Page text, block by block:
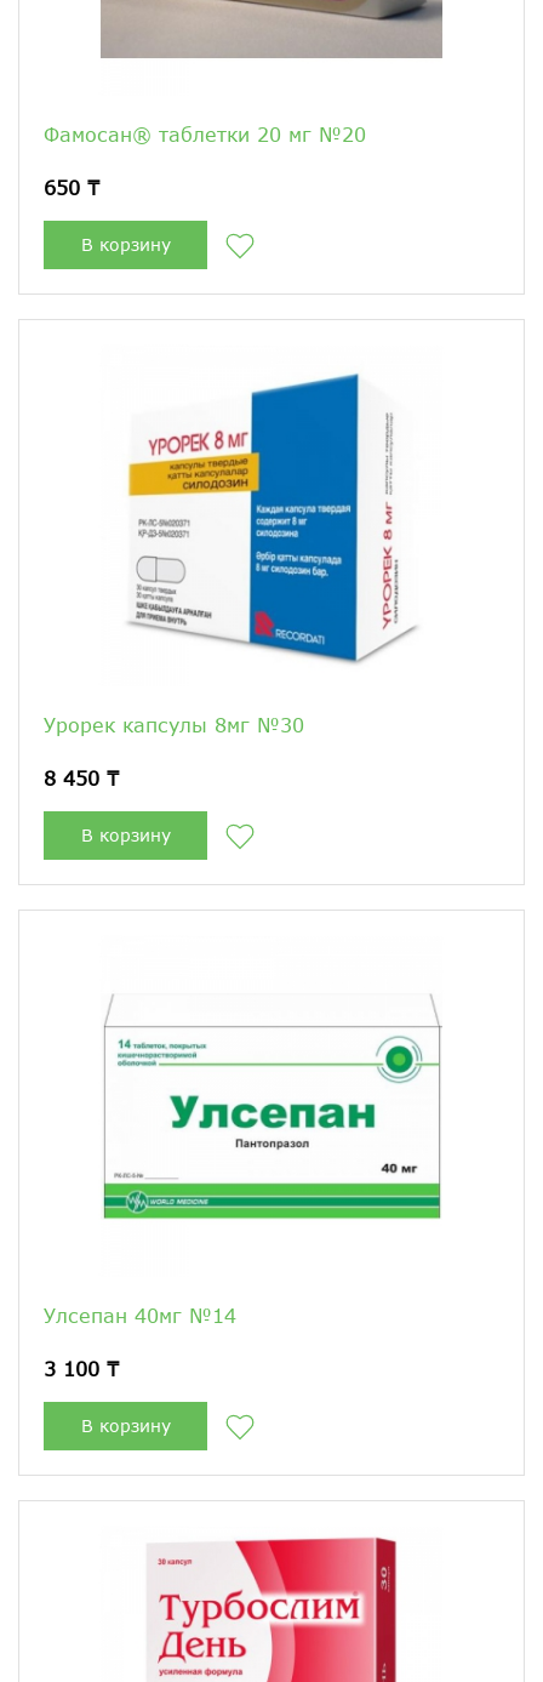
Фамосан® таблетки 20 мг №20
650 ₸
В корзину
Урорек капсулы 8мг №30
8 450 ₸
В корзину
Улсепан 40мг №14
3 100 ₸
В корзину